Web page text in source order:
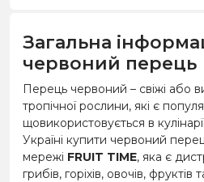
Загальна
червоний перець
Перець червоний – свіжі або
тропічної рослини, які є
щовикористовується в
Україні купити червоний
мережі FRUIT TIME, яка є
грибів, горіхів, овочів, фруктів